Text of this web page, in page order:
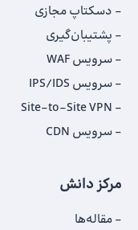
دسکتاپ مجازی
پشتیبان‌گیری
سرویس WAF
سرویس IPS/IDS
Site-to-Site VPN
سرویس CDN
مرکز دانش
مقاله‌ها